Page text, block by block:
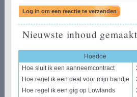
Nieuwste inhoud
Hoedoe
Hoe sluit ik een aanneemcontract
Hoe regel ik een deal voor mijn bandje
Hoe regel ik een gig op Lowlands